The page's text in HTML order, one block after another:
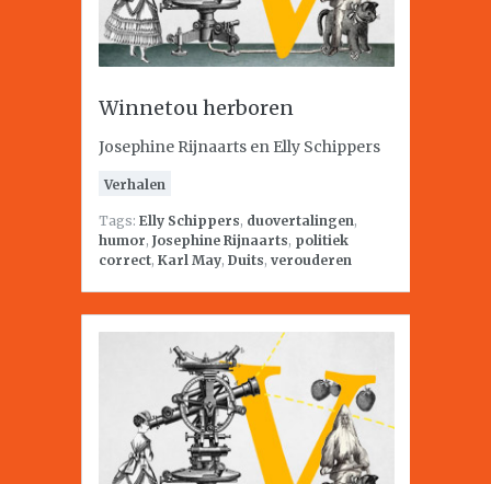
Winnetou herboren
Josephine Rijnaarts en Elly Schippers
Verhalen
Tags: Elly Schippers, duovertalingen,
humor, Josephine Rijnaarts, politiek
correct, Karl May, Duits, verouderen